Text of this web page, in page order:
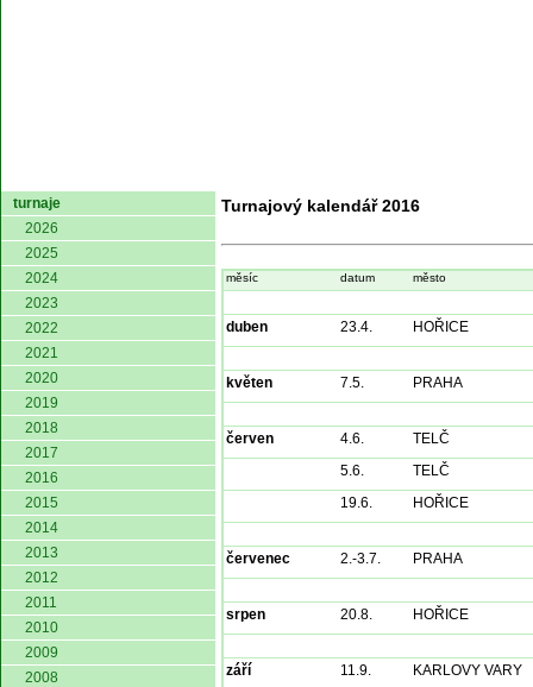
turnaje
2026
2025
2024
2023
2022
2021
2020
2019
2018
2017
2016
2015
2014
2013
2012
2011
2010
2009
2008
Turnajový kalendář 2016
měsíc datum město
duben 23.4. HOŘICE
květen 7.5. PRAHA
červen 4.6.
TELČ
5.6.
TELČ
19.6.
HOŘICE
červenec 2.-3.7. PRAHA
srpen 20.8. HOŘICE
září 11.9. KARLOVY VARY